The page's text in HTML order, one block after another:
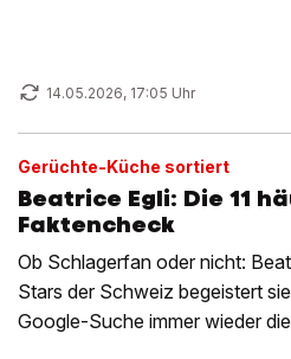
14.05.2026, 17:05 Uhr
Gerüchte-Küche sortiert
Beatrice Egli: Die 11
Faktencheck
Ob Schlagerfan oder nicht:
Stars der Schweiz begeistert
Google-Suche immer wieder